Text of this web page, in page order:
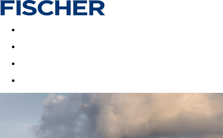
Last minute Dovolenkové kluby